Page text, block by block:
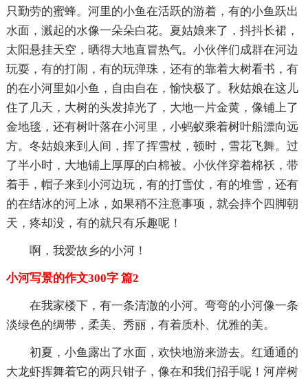
只勤劳的蜜蜂。河里的小鱼在活跃的游着，有的小鱼跃出
水面，溅起的水像一朵朵白花。夏姑娘来了，抖抖长裙，
太阳悬挂天空，晒得大地直冒热气。小伙伴们成群在河边
玩耍，有的打闹，有的玩弹珠，还有的靠着大树看书，有
的在小河里如小鱼，自由自在，愉快极了。秋姑娘在这儿
住了几天，大树的头发掉光了，大地一片金黄，像铺上了
金地毯，还有树叶落在小河里，小蚂蚁乘着树叶船漂向远
方。冬姑娘来到人间，挥了挥雪杖，顿时，雪花飞舞。过
了半小时，大地铺上厚厚的白棉被。小伙伴穿着棉袄，带
着手，帽子来到小河边玩，有的打雪仗，有的堆雪，还有
的在结冰的河上冰，如果稍不注意事项，就会摔个四脚朝
天，疼却没，有的就只有乐趣呢！
啊，我爱故乡的小河！
小河写景的作文300字 篇2
在我家楼下，有一条清澈的小河。弯弯的小河像一条
淡绿色的绸带，柔美、秀丽，有着质朴、优雅的美。
初夏，小鱼露出了水面，欢快地游来游去。红通通的
大龙虾挥舞着它的两只钳子，像在和我们招手呢！河岸树